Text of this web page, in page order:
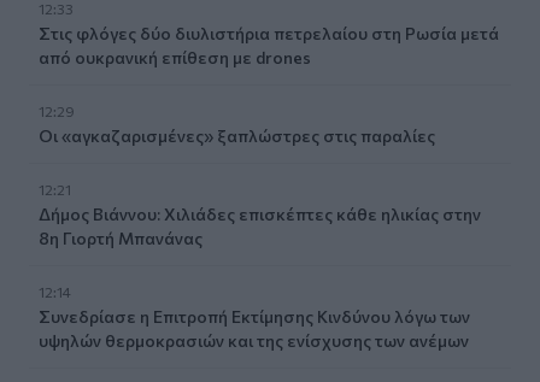
12:33
Στις φλόγες δύο διυλιστήρια πετρελαίου στη Ρωσία μετά
από ουκρανική επίθεση με drones
12:29
Οι «αγκαζαρισμένες» ξαπλώστρες στις παραλίες
12:21
Δήμος Βιάννου: Χιλιάδες επισκέπτες κάθε ηλικίας στην
8η Γιορτή Μπανάνας
12:14
Συνεδρίασε η Επιτροπή Εκτίμησης Κινδύνου λόγω των
υψηλών θερμοκρασιών και της ενίσχυσης των ανέμων